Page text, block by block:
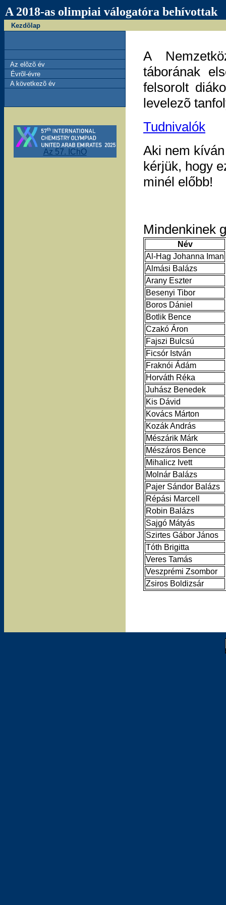
A 2018-as olimpiai válogatóra behívottak
Kezdõlap
Az elõzõ év
Évrõl-évre
A következõ év
Az 57. IChO
A
táborának
felsorolt
levelezõ
Tudnivalók
Aki nem
kérjük, hogy
minél előbb!
Mindenkinek
Név
Al-Hag Johanna Iman
Almási Balázs
Arany Eszter
Besenyi Tibor
Boros Dániel
Botlik Bence
Czakó Áron
Fajszi Bulcsú
Ficsór István
Fraknói Ádám
Horváth Réka
Juhász Benedek
Kis Dávid
Kovács Márton
Kozák András
Mészárik Márk
Mészáros Bence
Mihalicz Ivett
Molnár Balázs
Pajer Sándor Balázs
Répási Marcell
Robin Balázs
Sajgó Mátyás
Szirtes Gábor János
Tóth Brigitta
Veres Tamás
Veszprémi Zsombor
Zsiros Boldizsár